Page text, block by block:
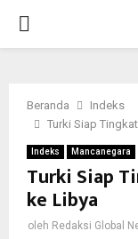
PRIMARY
Beranda
Indeks
Turki Siap
Indeks Mancanegara
Turki Siap
ke Libya
oleh Redaksi Global